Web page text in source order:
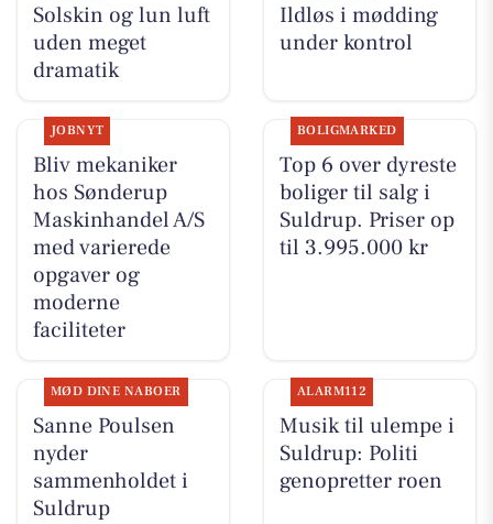
Solskin og lun luft
uden meget
dramatik
Ildløs i mødding
under kontrol
JOBNYT
Bliv mekaniker
hos Sønderup
Maskinhandel A/S
med varierede
opgaver og
moderne
faciliteter
BOLIGMARKED
Top 6 over dyreste
boliger til salg i
Suldrup. Priser op
til 3.995.000 kr
MØD DINE NABOER
Sanne Poulsen
nyder
sammenholdet i
Suldrup
ALARM112
Musik til ulempe i
Suldrup: Politi
genopretter roen